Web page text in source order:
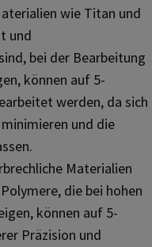
wie Titan und
und
bei der Bearbeitung
können auf 5-
werden, da sich
und die
Materialien
die bei hohen
können auf 5-
Präzision und